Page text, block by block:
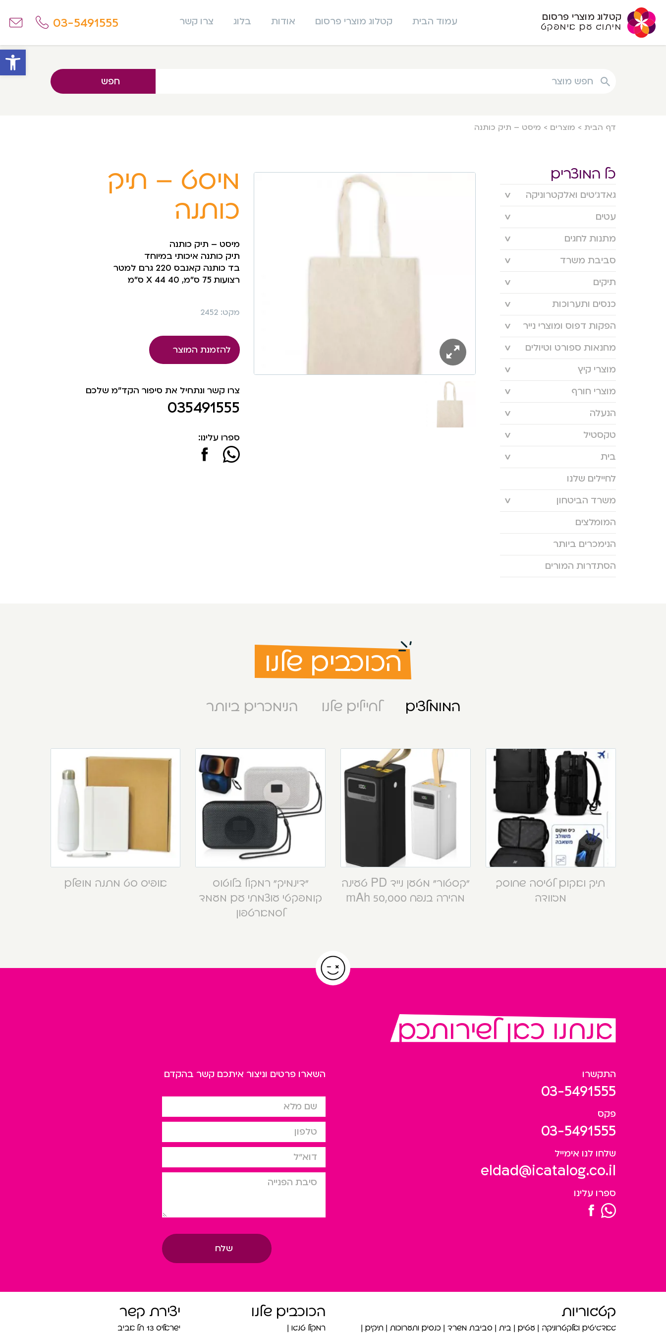
קטלוג מוצרי פרסום
מיתוג עם אימפקט עמוד הבית קטלוג מוצרי פרסום אודות בלוג צרו קשר 03-5491555
חפש מוצר
חפש
דף הבית > מוצרים > מיסט – תיק כותנה
כל המוצרים
גאדג’טים ואלקטרוניקה
עטים
מתנות לחגים
סביבת משרד
תיקים
כנסים ותערוכות
הפקות דפוס ומוצרי נייר
מחנאות ספורט וטיולים
מוצרי קיץ
מוצרי חורף
הנעלה
טקסטיל
בית
לחיילים שלנו
משרד הביטחון
המומלצים
הנימכרים ביותר
הסתדרות המורים
מיסט – תיק
כותנה
מיסט – תיק כותנה
תיק כותנה איכותי במיוחד
בד כותנה קאנבס 220 גרם למטר
רצועות 75 ס”מ, 40 X 44 ס”מ
מקט: 2452
להזמנת המוצר
צרו קשר ונתחיל את סיפור הקד"מ שלכם
035491555
ספרו עלינו:
הכוכבים שלנו
המומלצים לחיילים שלנו הנימכרים ביותר
תיק ואקום לטיסה שחוסך
מזוודה
“קסטור” מטען נייד PD טעינה
מהירה בנפח 50,000 mAh
“דינמיק” רמקול בלוטוס
קומפקטי עוצמתי עם מעמד
לסמארטפון
אופיס סט מתנה מושלם
אנחנו כאן לשירותכם
התקשרו
03-5491555
פקס
03-5491555
שלחו לנו אימייל
eldad@icatalog.co.il
ספרו עלינו
השארו פרטים וניצור איתכם קשר בהקדם
שם מלא
טלפון
דוא”ל
סיבת הפניה
שלח
קטגוריות
גאדג’טים ואלקטרוניקה עטים בית סביבת משרד כנסים ותערוכות תיקים
הכוכבים שלנו
רמקול טנגו
יצירת קשר
ישראליס 13 תל אביב